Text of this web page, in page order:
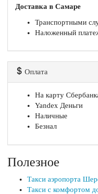
Доставка в Самаре
Транспортными
Наложенный
Оплата
На карту
Yandex Деньги
Наличные
Безнал
Полезное
Такси аэропорта
Такси с комфортом